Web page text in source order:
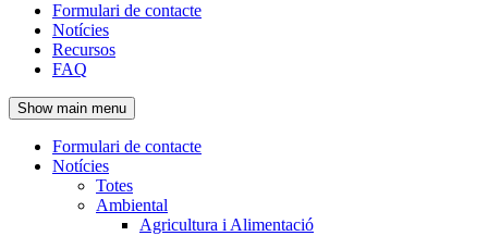
Navegació
principal
de
l'encapçalament
Formulari de contacte
Notícies
Recursos
FAQ
Show main menu
Navegació
principal
Formulari de contacte
Notícies
Totes
Ambiental
Agricultura i Alimentació